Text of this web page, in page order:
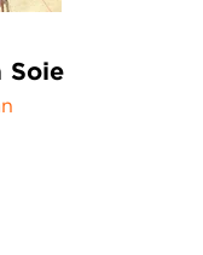
Soie